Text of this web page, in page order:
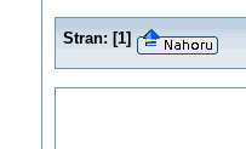
Stran: [1]